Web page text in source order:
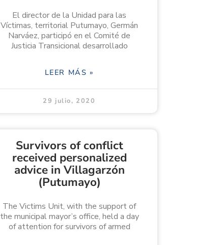
El director de la Unidad para las
Víctimas, territorial Putumayo, Germán
Narváez, participó en el Comité de
Justicia Transicional desarrollado
LEER MÁS »
29 julio, 2020
Survivors of conflict
received personalized
advice in Villagarzón
(Putumayo)
The Victims Unit, with the support of
the municipal mayor’s office, held a day
of attention for survivors of armed